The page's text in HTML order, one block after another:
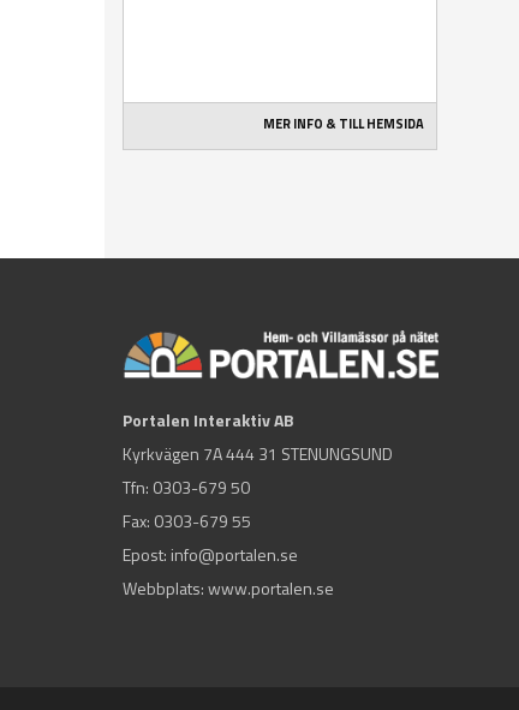
MER INFO & TILL HEMSIDA
Portalen Interaktiv AB
Kyrkvägen 7A 444 31 STENUNGSUND
Tfn: 0303-679 50
Fax: 0303-679 55
Epost: info@portalen.se
Webbplats: www.portalen.se